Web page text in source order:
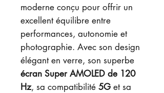
moderne conçu pour offrir un
excellent équilibre entre
performances, autonomie et
photographie. Avec son design
élégant en verre, son superbe
écran Super AMOLED de 120
Hz, sa compatibilité 5G et sa